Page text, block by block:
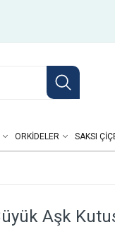
ORKIDELER SAKSI
Aşk